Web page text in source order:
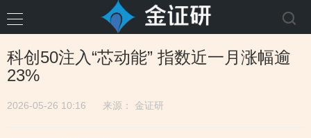
科创50注入“芯动能” 指数近一月涨幅逾
23%
2026-05-26 10:16 来源： 金证研